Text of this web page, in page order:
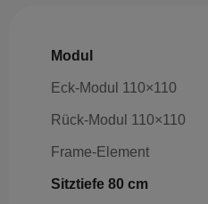
Modul
Eck-Modul 110×110
Rück-Modul 110×110
Frame-Element
Sitztiefe 80 cm